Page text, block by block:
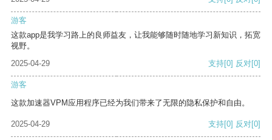
游客
这款app是我学习路上的良师益友，让我能够随时随地学习新知识，拓宽
视野。
2025-04-29
支持[0] 反对[0]
游客
这款加速器VPM应用程序已经为我们带来了无限的隐私保护和自由。
2025-04-29 支持[0] 反对[0]